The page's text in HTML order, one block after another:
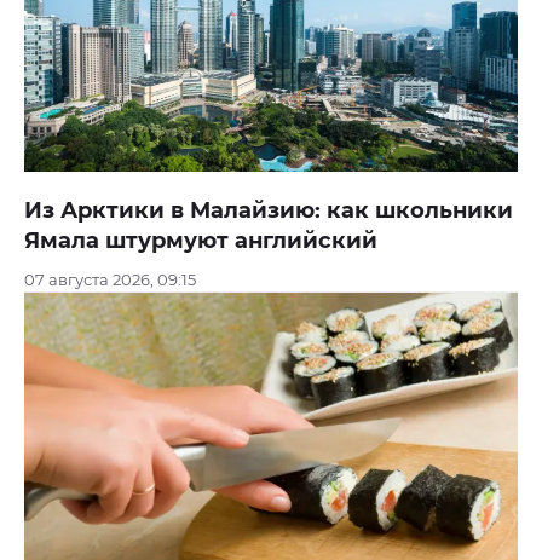
Из Арктики в Малайзию: как школьники
Ямала штурмуют английский
07 августа 2026, 09:15